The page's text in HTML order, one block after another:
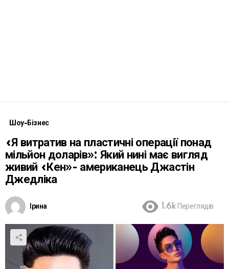
Шоу-Бізнес
«Я витратив на пластичні операції понад
мільйон доларів»: Який нині має вигляд
живий «Кен»- американець Джастін
Джедліка
Ірина 1.6k Переглядів